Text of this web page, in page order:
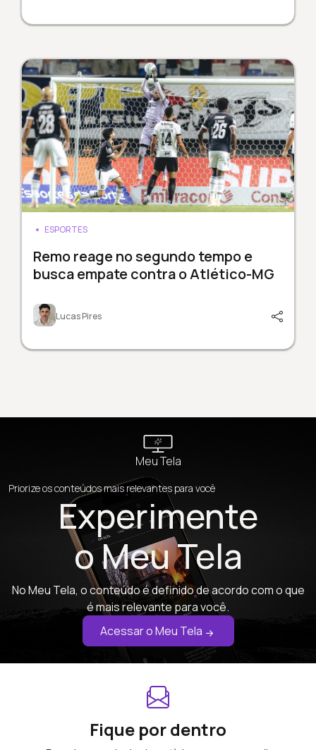
ESPORTES
Remo reage no segundo tempo e
busca empate contra o Atlético-MG
Lucas Pires
Meu Tela
Priorize os conteúdos mais relevantes para você
Experimente
o Meu Tela
No Meu Tela, o conteúdo é definido de acordo com o que
é mais relevante para você.
Acessar o Meu Tela
Fique por dentro